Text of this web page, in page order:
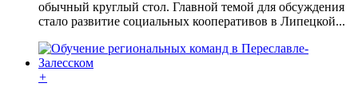
обычный круглый стол. Главной темой для обсуждения
стало развитие социальных кооперативов в Липецкой...
+